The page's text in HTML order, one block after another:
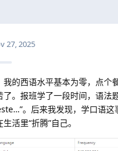
27, 2025
的西语水平基本为零，点个
。报班学了一段时间，语法
。后来我发现，学口语这
活里“折腾”自己。